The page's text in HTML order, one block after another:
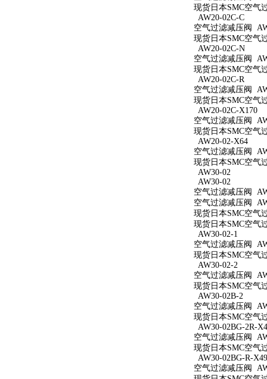
现货日本SMC空气
AW20-02C-C
空气过滤减压阀
现货日本SMC空气
AW20-02C-N
空气过滤减压阀
现货日本SMC空气
AW20-02C-R
空气过滤减压阀
现货日本SMC空气
AW20-02C-X170
空气过滤减压阀
现货日本SMC空气
AW20-02-X64
空气过滤减压阀
现货日本SMC空气
AW30-02
AW30-02
空气过滤减压阀
空气过滤减压阀
现货日本SMC空气
现货日本SMC空气
AW30-02-1
空气过滤减压阀
现货日本SMC空气
AW30-02-2
空气过滤减压阀
现货日本SMC空气
AW30-02B-2
空气过滤减压阀
现货日本SMC空气
AW30-02BG-2R-
空气过滤减压阀
现货日本SMC空气
AW30-02BG-R-
空气过滤减压阀